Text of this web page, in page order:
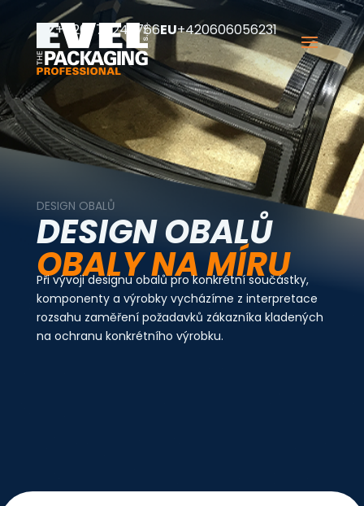
CZ+420777249766EU+420606056231
DESIGN OBALŮ
DESIGN OBALŮ
OBALY NA MÍRU
Při vývoji designu obalů pro konkrétní součástky,
komponenty a výrobky vycházíme z interpretace
rozsahu zaměření požadavků zákazníka kladených
na ochranu konkrétního výrobku.